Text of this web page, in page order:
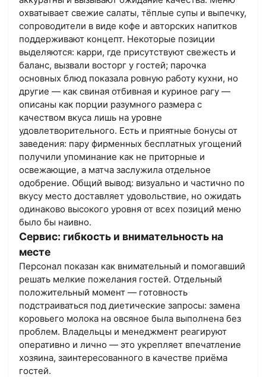
охватывает свежие салаты, тёплые супы и выпечку,
сопроводители в виде кофе и авторских напитков
поддерживают концепт. Некоторые позиции
выделяются: карри, где присутствуют свежесть и
баланс, вызвали восторг у гостей; парочка
основных блюд показала ровную работу кухни, но
другие — как свиная отбивная и куриное рагу —
описаны как порции разумного размера с
качеством вкуса лишь на уровне
удовлетворительного. Есть и приятные бонусы от
заведения: пару фирменных бесплатных угощений
получили упоминание как не приторные и
освежающие, а матча заслужила отдельное
одобрение. Общий вывод: визуально и частично по
вкусу место доставляет удовольствие, но ожидать
одинаково высокого уровня от всех позиций меню
было бы наивно.
Сервис: гибкость и внимательность на
месте
Персонал показан как внимательный и помогавший
решать мелкие пожелания гостей. Отдельный
положительный момент — готовность
подстраиваться под диетические запросы: замена
коровьего молока на овсяное была выполнена без
проблем. Владельцы и менеджмент реагируют
оперативно и лично — это укрепляет впечатление
хозяина, заинтересованного в качестве приёма
гостей.